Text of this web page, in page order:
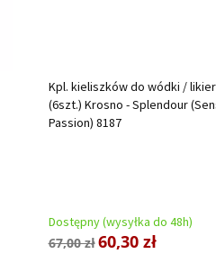
Kpl. kieliszków do wódki /
(6szt.) Krosno - Splendour
Passion) 8187
Dostępny (wysyłka do 48h)
67,00 zł60,30 zł